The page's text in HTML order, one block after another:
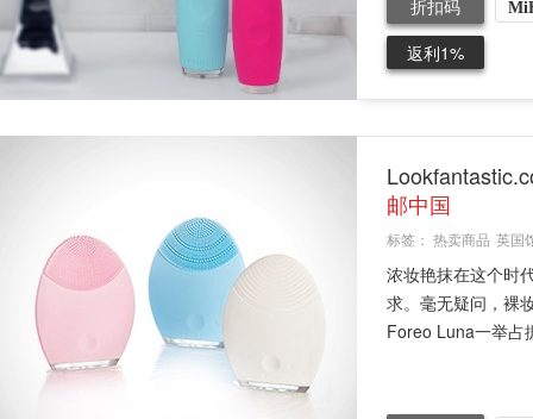
折扣码
返利1%
邮中国
标签： 热卖商品 英国
浓妆艳抹在这个时
求。毫无疑问，裸
Foreo Luna一举占